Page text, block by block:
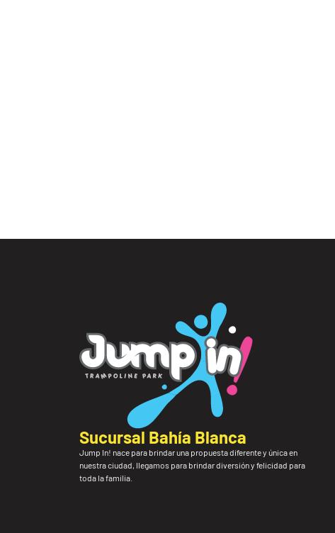
Sucursal Bahía Blanca
Jump In! nace para brindar una propuesta diferente y única en
nuestra ciudad, llegamos para brindar diversión y felicidad para
toda la familia.